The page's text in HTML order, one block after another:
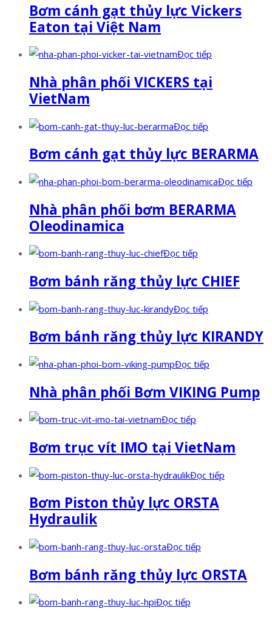
Bơm cánh gạt thủy lực Vickers
Eaton tại Việt Nam
Đọc tiếp
Nhà phân phối VICKERS tại
VietNam
Đọc tiếp
Bơm cánh gạt thủy lực BERARMA
Đọc tiếp
Nhà phân phối bơm BERARMA
Oleodinamica
Đọc tiếp
Bơm bánh răng thủy lực CHIEF
Đọc tiếp
Bơm bánh răng thủy lực KIRANDY
Đọc tiếp
Nhà phân phối Bơm VIKING Pump
Đọc tiếp
Bơm trục vít IMO tại VietNam
Đọc tiếp
Bơm Piston thủy lực ORSTA
Hydraulik
Đọc tiếp
Bơm bánh răng thủy lực ORSTA
Đọc tiếp